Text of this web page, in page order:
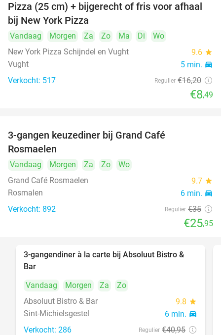
48%
Pizza (25 cm) + bijgerecht of fris voor afhaal
bij New York Pizza
Vandaag Morgen Za Zo Ma Di
Wo
New York Pizza Schijndel en Vught
9.6 star
Vught 5 min. directions_car
Verkocht: 517 Regulier €16,20
€8,49
3-gangen keuzediner bij Grand Café
Rosmaelen
Vandaag Morgen Za Zo
Wo
Grand Café Rosmaelen
9.7 star
Rosmalen 6 min. directions_car
Verkocht: 892 Regulier €35
€25,95
37%
3-gangendiner à la carte bij Absoluut Bistro &
Bar
Vandaag
Morgen Za
Zo
Absoluut Bistro & Bar
9.8 star
Sint-Michielsgestel 6 min. directions_car
Verkocht: 286 Regulier €40,95